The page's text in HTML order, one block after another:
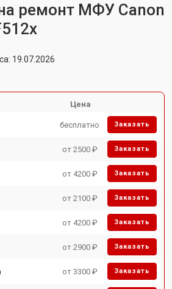
ремонт МФУ Canon
19.07.2026
Цена
бесплатно Заказать
от 2500 ₽ Заказать
от 4200 ₽ Заказать
от 2100 ₽ Заказать
от 4200 ₽ Заказать
от 2900 ₽ Заказать
от 3300 ₽ Заказать